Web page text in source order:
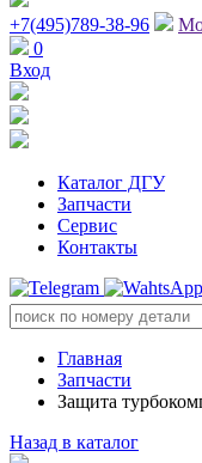
+7(495)789-38-96
0
Вход
Каталог ДГУ
Запчасти
Сервис
Контакты
Главная
Запчасти
Защита
Назад в каталог